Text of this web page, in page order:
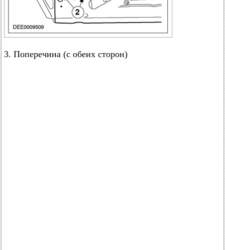
3. Поперечина (с обеих сторон)